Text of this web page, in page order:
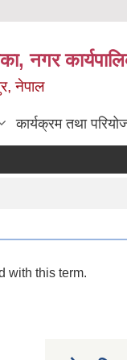
नगर
नेपाल
कार्यक्रम तथा
with this term.